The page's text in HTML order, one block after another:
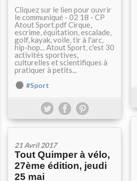
Cliquez sur le lien pour ouvrir
le communiqué - 02 18 - CP
Atout Sport.pdf Cirque,
escrime, équitation, escalade,
golf, kayak, voile, tir à l'arc,
hip-hop... Atout Sport, c'est 30
activités sportives,
culturelles et scientifiques à
pratiquer à petits...
#Sport
21 Avril 2017
Tout Quimper à vélo,
27ème édition, jeudi
25 mai